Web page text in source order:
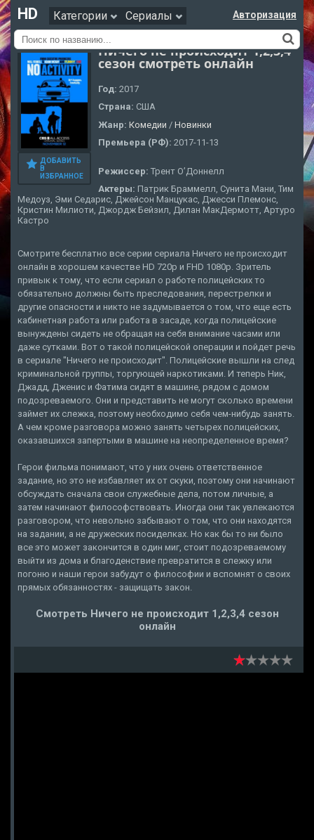
HD Категории Сериалы Авторизация
ДОБАВИТЬ
В
ИЗБРАННОЕ
Ничего не происходит 1,2,3,4
сезон смотреть онлайн
Год: 2017
Страна: США
Жанр: Комедии / Новинки
Премьера (РФ): 2017-11-13
Режиссер: Трент О’Доннелл
Актеры: Патрик Браммелл, Сунита Мани, Тим
Медоуз, Эми Седарис, Джейсон Манцукас, Джесси Племонс,
Кристин Милиоти, Джордж Бейзил, Дилан МакДермотт, Артуро
Кастро
Смотрите бесплатно все серии сериала Ничего не происходит
онлайн в хорошем качестве HD 720p и FHD 1080p. Зритель
привык к тому, что если сериал о работе полицейских то
обязательно должны быть преследования, перестрелки и
другие опасности и никто не задумывается о том, что еще есть
кабинетная работа или работа в засаде, когда полицейские
вынуждены сидеть не обращая на себя внимание часами или
даже сутками. Вот о такой полицейской операции и пойдет речь
в сериале "Ничего не происходит". Полицейские вышли на след
криминальной группы, торгующей наркотиками. И теперь Ник,
Джадд, Дженис и Фатима сидят в машине, рядом с домом
подозреваемого. Они и представить не могут сколько времени
займет их слежка, поэтому необходимо себя чем-нибудь занять.
А чем кроме разговора можно занять четырех полицейских,
оказавшихся запертыми в машине на неопределенное время?
Герои фильма понимают, что у них очень ответственное
задание, но это не избавляет их от скуки, поэтому они начинают
обсуждать сначала свои служебные дела, потом личные, а
затем начинают философствовать. Иногда они так увлекаются
разговором, что невольно забывают о том, что они находятся
на задании, а не дружеских посиделках. Но как бы то ни было
все это может закончится в один миг, стоит подозреваемому
выйти из дома и благоденствие превратится в слежку или
погоню и наши герои забудут о философии и вспомнят о своих
прямых обязанностях - защищать закон.
Смотреть Ничего не происходит 1,2,3,4 сезон
онлайн